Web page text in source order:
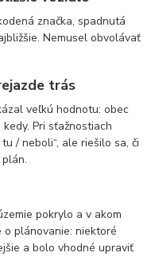
značka, spadnutá
Nemusel obvolávať
trás
veľkú hodnotu: obec
Pri sťažnostiach
/ neboli“, ale riešilo sa, či
pokrylo a v akom
plánovanie: niektoré
a bolo vhodné upraviť